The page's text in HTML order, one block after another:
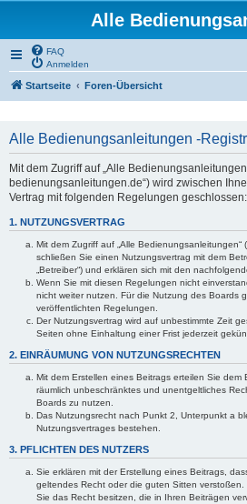
Alle
FAQ
Anmelden
Startseite Foren-Übersicht
Alle Bedienungsanleitungen -
Mit dem Zugriff auf „Alle
bedienungsanleitungen.de“) wird zwischen
Vertrag mit folgenden Regelungen geschlossen:
1. NUTZUNGSVERTRAG
Mit dem Zugriff auf „Alle Bedienungsanleitungen“
schließen Sie einen Nutzungsvertrag mit dem
„Betreiber“) und erklären sich mit den
Wenn Sie mit diesen Regelungen nicht
nicht weiter nutzen. Für die Nutzung des Boards
veröffentlichten Regelungen.
Der Nutzungsvertrag wird auf unbestimmte Zeit
Seiten ohne Einhaltung einer Frist jederzeit
2. EINRÄUMUNG VON NUTZUNGSRECHTEN
Mit dem Erstellen eines Beitrags erteilen Sie dem
räumlich unbeschränktes und unentgeltliches
Boards zu nutzen.
Das Nutzungsrecht nach Punkt 2, Unterpunkt a
Nutzungsvertrages bestehen.
3. PFLICHTEN DES NUTZERS
Sie erklären mit der Erstellung eines Beitrags,
geltendes Recht oder die guten Sitten
Sie das Recht besitzen, die in Ihren Beiträgen